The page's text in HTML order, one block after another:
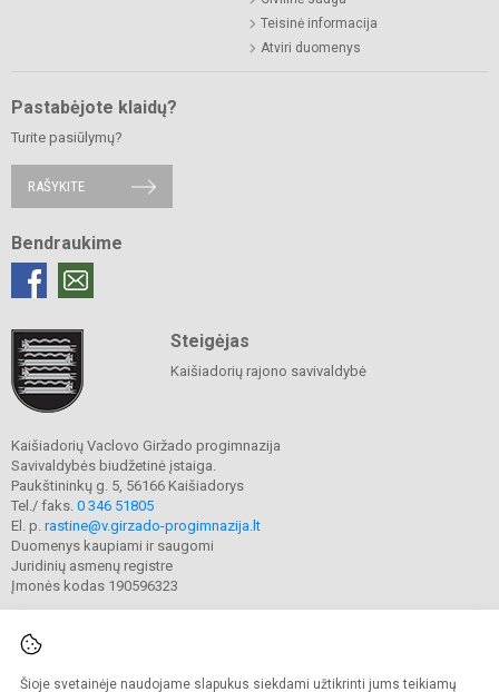
Šioje svetainėje naudojame slapukus siekdami užtikrinti jums teikiamų
Teisinė informacija
Atviri duomenys
Pastabėjote klaidų?
Turite pasiūlymų?
RAŠYKITE
Bendraukime
Steigėjas
Kaišiadorių rajono savivaldybė
Kaišiadorių Vaclovo Giržado progimnazija
Savivaldybės biudžetinė įstaiga.
Paukštininkų g. 5, 56166 Kaišiadorys
Tel./ faks. 0 346 51805
El. p. rastine@v.girzado-progimnazija.lt
Duomenys kaupiami ir saugomi
Juridinių asmenų registre
Įmonės kodas 190596323
© 2020. Kaišiadorių Vaclovo Giržado progimnazija. Visos teisės saugomos.